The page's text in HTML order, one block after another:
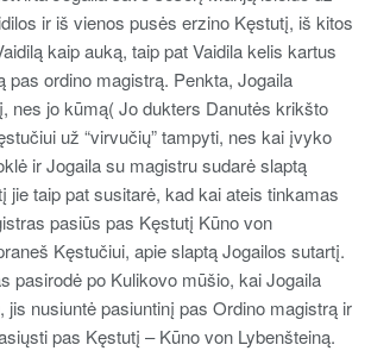
ir iš vienos pusės erzino Kęstutį, iš kitos
kaip auką, taip pat Vaidila kelis kartus
pas ordino magistrą. Penkta, Jogaila
nes jo kūmą( Jo dukters Danutės krikšto
už “virvučių” tampyti, nes kai įvyko
ir Jogaila su magistru sudarė slaptą
jie taip pat susitarė, kad kai ateis tinkamas
pasiūs pas Kęstutį Kūno von
Kęstučiui, apie slaptą Jogailos sutartį.
pasirodė po Kulikovo mūšio, kai Jogaila
jis nusiuntė pasiuntinį pas Ordino magistrą ir
pas Kęstutį – Kūno von Lybenšteiną.